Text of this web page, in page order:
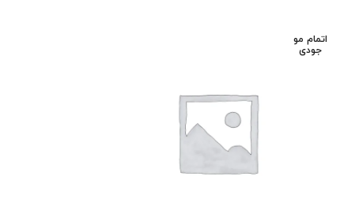
اتمام مو
جودی